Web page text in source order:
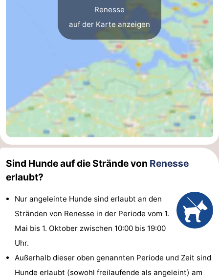
Denkmäler
Kirchen
-
Mühlen
-
Aussichtspunkte
Attraktionen
Rundfahrten
Spielplätze
Indoor-
-
Renesse
auf der Karte anzeigen
Sind Hunde auf die Strände von Renesse
erlaubt?
Nur angeleinte Hunde sind erlaubt an den
Stränden von Renesse in der Periode vom 1.
Mai bis 1. Oktober zwischen 10:00 bis 19:00
Uhr.
Außerhalb dieser oben genannten Periode und Zeit sind
Hunde erlaubt (sowohl freilaufende als angeleint) am